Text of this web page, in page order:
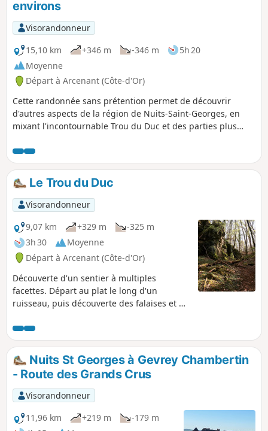
environs
Visorandonneur
15,10 km
+346 m -346 m
5h 20
Moyenne
Départ à Arcenant (Côte-d'Or)
Cette randonnée sans prétention permet de découvrir
d'autres aspects de la région de Nuits-Saint-Georges, en
mixant l'incontournable Trou du Duc et des parties plus
quand on a déjà fait et refait toutes les autres et que l'on a
envie de changer !
Le Trou du Duc
Visorandonneur
9,07 km
+329 m
-325 m
3h 30
Moyenne
Départ à Arcenant (Côte-d'Or)
Découverte d'un sentier à multiples
facettes. Départ au plat le long d'un
ruisseau, puis découverte des falaises et du
découverte de 2 lieux historiques: le site
Gallo-Romain et le Monument du Maquis.
Retour par les vignes.
Nuits St Georges à Gevrey Chambertin
- Route des Grands Crus
Visorandonneur
11,96 km
+219 m
-179 m